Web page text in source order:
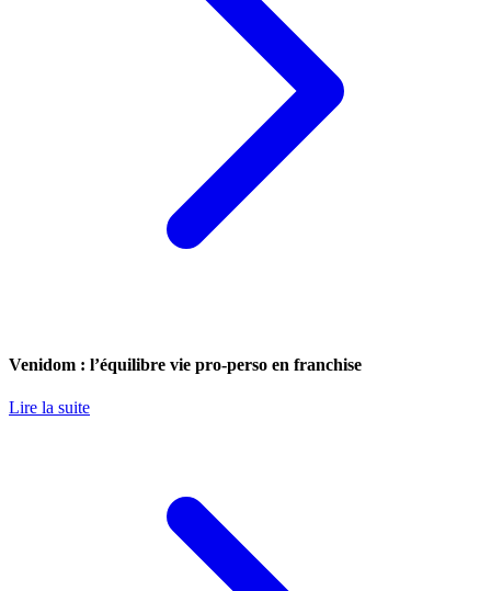
Venidom : l’équilibre vie pro-perso en franchise
Lire la suite